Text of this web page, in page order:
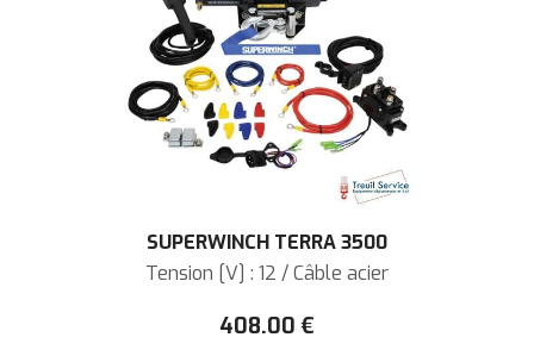
SUPERWINCH TERRA 3500
Tension [V] : 12 / Câble acier
408.00 €